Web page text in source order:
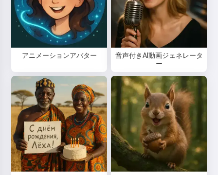
アニメーションアバター
音声付きAI動画ジェネレータ
ー